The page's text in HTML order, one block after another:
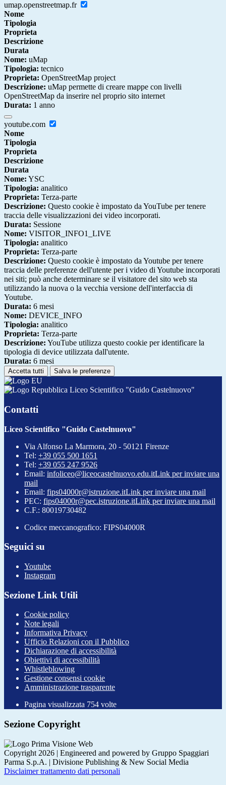
umap.openstreetmap.fr
Nome
Tipologia
Proprieta
Descrizione
Durata
Nome: uMap
Tipologia: tecnico
Proprieta: OpenStreetMap project
Descrizione: uMap permette di creare mappe con livelli
OpenStreetMap da inserire nel proprio sito internet
Durata: 1 anno
youtube.com
Nome
Tipologia
Proprieta
Descrizione
Durata
Nome: YSC
Tipologia: analitico
Proprieta: Terza-parte
Descrizione: Questo cookie è impostato da YouTube per tenere
traccia delle visualizzazioni dei video incorporati.
Durata: Sessione
Nome: VISITOR_INFO1_LIVE
Tipologia: analitico
Proprieta: Terza-parte
Descrizione: Questo cookie è impostato da Youtube per tenere
traccia delle preferenze dell'utente per i video di Youtube incorporati
nei siti; può anche determinare se il visitatore del sito web sta
utilizzando la nuova o la vecchia versione dell'interfaccia di
Youtube.
Durata: 6 mesi
Nome: DEVICE_INFO
Tipologia: analitico
Proprieta: Terza-parte
Descrizione: YouTube utilizza questo cookie per identificare la
tipologia di device utilizzata dall'utente.
Durata: 6 mesi
Accetta tutti Salva le preferenze
Liceo Scientifico "Guido Castelnuovo"
Contatti
Liceo Scientifico "Guido Castelnuovo"
Via Alfonso La Marmora, 20 - 50121 Firenze
Tel: +39 055 500 1651
Tel: +39 055 247 9526
Email: infoliceo@liceocastelnuovo.edu.itLink per inviare una
mail
Email: fips04000r@istruzione.itLink per inviare una mail
PEC: fips04000r@pec.istruzione.itLink per inviare una mail
C.F.: 80019730482
Codice meccanografico: FIPS04000R
Seguici su
Youtube
Instagram
Sezione Link Utili
Cookie policy
Note legali
Informativa Privacy
Ufficio Relazioni con il Pubblico
Dichiarazione di accessibilità
Obiettivi di accessibilità
Whistleblowing
Gestione consensi cookie
Amministrazione trasparente
Pagina visualizzata 754 volte
Sezione Copyright
Copyright 2026 | Engineered and powered by Gruppo Spaggiari
Parma S.p.A. | Divisione Publishing & New Social Media
Disclaimer trattamento dati personali